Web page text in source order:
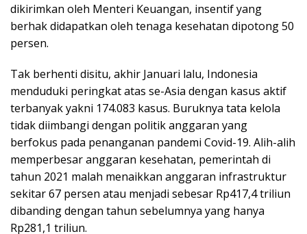
dikirimkan oleh Menteri Keuangan, insentif yang
berhak didapatkan oleh tenaga kesehatan dipotong 50
persen.
Tak berhenti disitu, akhir Januari lalu, Indonesia
menduduki peringkat atas se-Asia dengan kasus aktif
terbanyak yakni 174.083 kasus. Buruknya tata kelola
tidak diimbangi dengan politik anggaran yang
berfokus pada penanganan pandemi Covid-19. Alih-alih
memperbesar anggaran kesehatan, pemerintah di
tahun 2021 malah menaikkan anggaran infrastruktur
sekitar 67 persen atau menjadi sebesar Rp417,4 triliun
dibanding dengan tahun sebelumnya yang hanya
Rp281,1 triliun.